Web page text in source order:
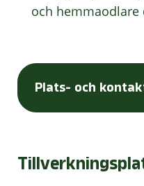
och hemmaodlare
Plats- och